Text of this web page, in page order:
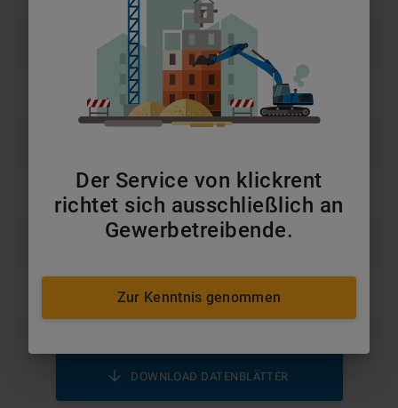
Maxdruck (bar)
Motorleistung (kW)
Transporthöhe (m) 1,884 m
Transportlänge (m)
Volumenstrom (m³/min)
DOWNLOAD DATENBLÄTTER
Der Service von klickrent
richtet sich ausschließlich an
Gewerbetreibende.
Zur Kenntnis genommen